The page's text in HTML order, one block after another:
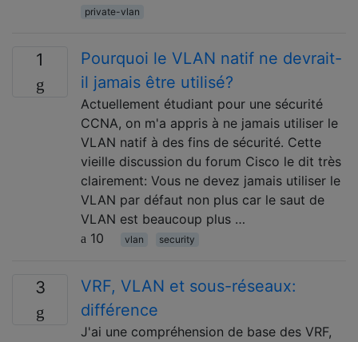
private-vlan
1
Pourquoi le VLAN natif ne devrait-
il jamais être utilisé?
Actuellement étudiant pour une sécurité
CCNA, on m'a appris à ne jamais utiliser le
VLAN natif à des fins de sécurité. Cette
vieille discussion du forum Cisco le dit très
clairement: Vous ne devez jamais utiliser le
VLAN par défaut non plus car le saut de
VLAN est beaucoup plus …
10
vlan security
3
VRF, VLAN et sous-réseaux:
différence
J'ai une compréhension de base des VRF,